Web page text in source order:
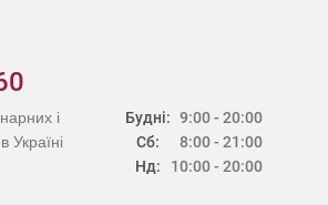
Будні:
Сб:
Нд:
9:00 - 20:00
8:00 - 21:00
10:00 - 20:00
і
Україні